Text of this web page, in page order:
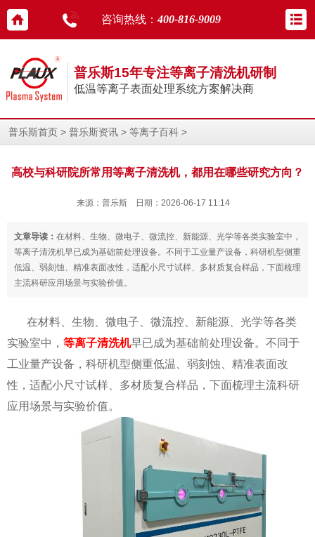
咨询热线： 400-816-9009
普乐斯15年专注等离子清洗机研制
低温等离子表面处理系统方案解决商
普乐斯首页 > 普乐斯资讯 > 等离子百科 >
高校与科研院所常用等离子清洗机，都用在哪些研究方向？
来源：普乐斯 日期：2026-06-17 11:14
文章导读： 在材料、生物、微电子、微流控、新能源、光学等各类实验室中，
等离子清洗机早已成为基础前处理设备。不同于工业量产设备，科研机型侧重
低温、弱刻蚀、精准表面改性，适配小尺寸试样、多材质复合样品，下面梳理
主流科研应用场景与实验价值。
在材料、生物、微电子、微流控、新能源、光学等各类
实验室中， 等离子清洗机早已成为基础前处理设备。不同于
工业量产设备，科研机型侧重低温、弱刻蚀、精准表面改
性，适配小尺寸试样、多材质复合样品，下面梳理主流科研
应用场景与实验价值。